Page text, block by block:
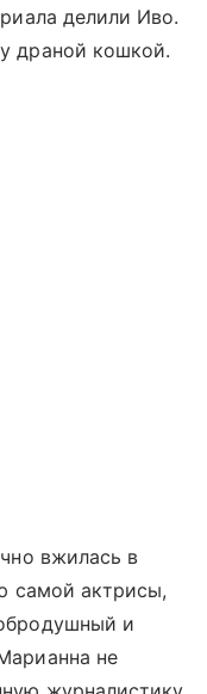
делили Иво.
драной кошкой.
вжилась в
самой актрисы,
и
не